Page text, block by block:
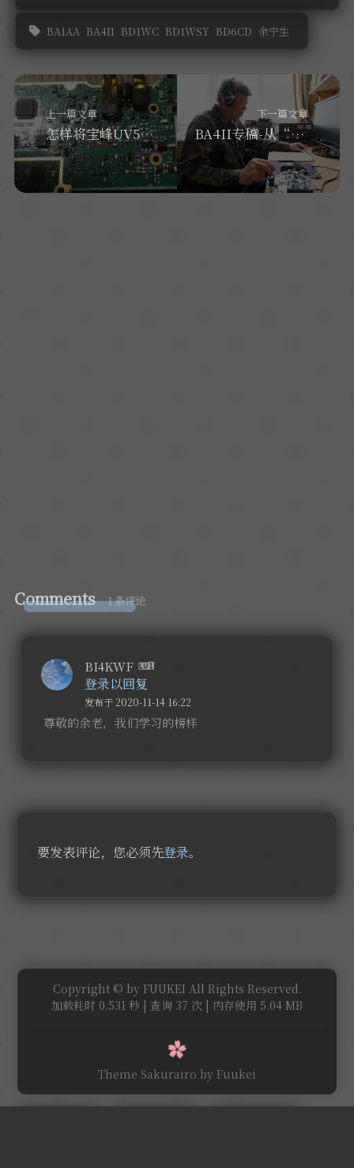
BA1AA BA4II BD1WC BD1WSY BD6CD 余宁生
上一篇文章
怎样将宝峰UV5R改CW
下一篇文章
BA4II专稿-从“专业”到“业余”无线电通信的历练（二）
Comments 1 条评论
BI4KWF
登录以回复
发布于 2020-11-14 16:22
尊敬的余老，我们学习的榜样
要发表评论，您必须先登录。
Copyright © by FUUKEI All Rights Reserved.
加载耗时 0.531 秒 | 查询 37 次 | 内存使用 5.04 MB
Theme Sakurairo by Fuukei